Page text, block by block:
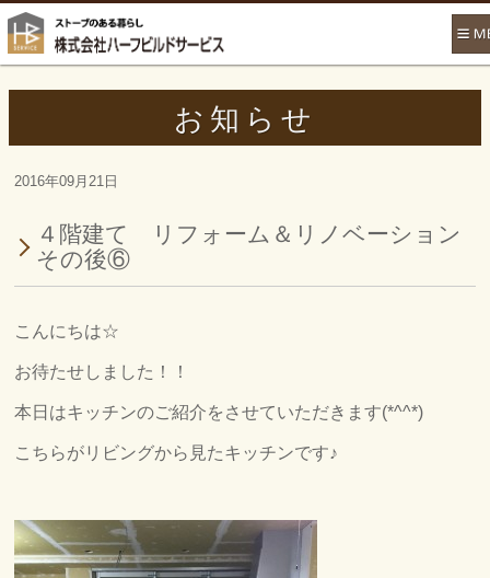
お知らせ
2016年09月21日
４階建て リフォーム＆リノベーション
その後⑥
こんにちは☆
お待たせしました！！
本日はキッチンのご紹介をさせていただきます(*^^*)
こちらがリビングから見たキッチンです♪